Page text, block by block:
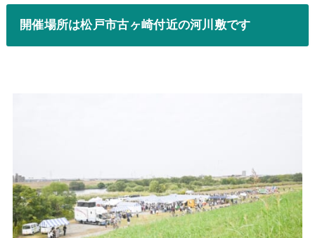
開催場所は松戸市古ヶ崎付近の河川敷です